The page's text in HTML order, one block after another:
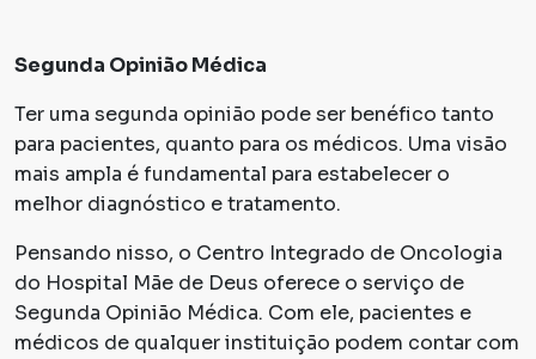
Segunda Opinião Médica
Ter uma segunda opinião pode ser benéfico tanto
para pacientes, quanto para os médicos. Uma visão
mais ampla é fundamental para estabelecer o
melhor diagnóstico e tratamento.
Pensando nisso, o Centro Integrado de Oncologia
do Hospital Mãe de Deus oferece o serviço de
Segunda Opinião Médica. Com ele, pacientes e
médicos de qualquer instituição podem contar com